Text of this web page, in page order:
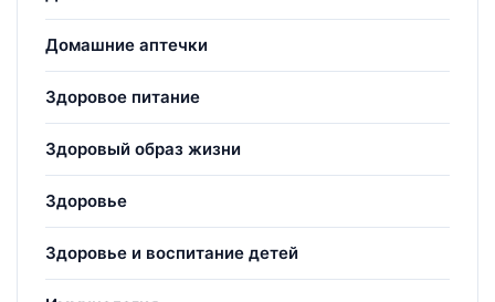
Домашние аптечки
Здоровое питание
Здоровый образ жизни
Здоровье
Здоровье и воспитание детей